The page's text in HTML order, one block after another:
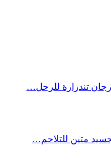
تندرارة للرحل…
متين للتلاحم…